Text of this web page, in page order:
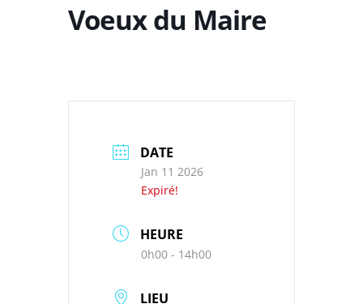
Voeux du Maire
DATE
Jan 11 2026
Expiré!
HEURE
0h00 - 14h00
LIEU